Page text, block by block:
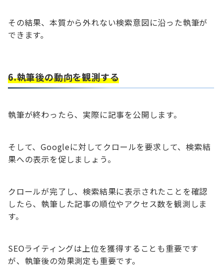
その結果、本質から外れない検索意図に沿った執筆が
できます。
6.執筆後の動向を観測する
執筆が終わったら、実際に記事を公開します。
そして、Googleに対してクロールを要求して、検索結
果への表示を促しましょう。
クロールが完了し、検索結果に表示されたことを確認
したら、執筆した記事の順位やアクセス数を観測しま
す。
SEOライティングは上位を獲得することも重要です
が、執筆後の効果測定も重要です。